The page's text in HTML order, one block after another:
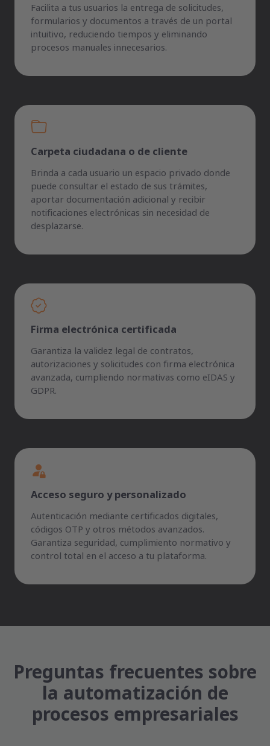
Facilita a tus usuarios la entrega de solicitudes,
formularios y documentos a través de un portal
intuitivo, reduciendo tiempos y eliminando
procesos manuales innecesarios.
Carpeta ciudadana o de cliente
Brinda a cada usuario un espacio privado donde
puede consultar el estado de sus trámites,
aportar documentación adicional y recibir
notificaciones electrónicas sin necesidad de
desplazarse.
Firma electrónica certificada
Garantiza la validez legal de contratos,
autorizaciones y solicitudes con firma electrónica
avanzada, cumpliendo normativas como eIDAS y
GDPR.
Acceso seguro y personalizado
Autenticación mediante certificados digitales,
códigos OTP y otros métodos avanzados.
Garantiza seguridad, cumplimiento normativo y
control total en el acceso a tu plataforma.
Preguntas frecuentes sobre
la automatización de
procesos empresariales